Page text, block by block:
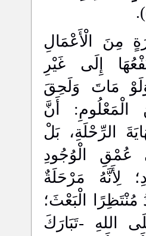
مِنَ الْأَعْمَالِ
إِلَى غَيْرِ
مَاتَ وَلَحِقَ
الْمَعْلُومِ: أَنَّ
الرِّحْلَةِ، بَلْ
الْوُجُودِ
لِأَنَّهُ مَرْحَلَةٌ
مُنْتَظِرًا الْبَعْثَ؛
اللهِ -تَبَارَكَ